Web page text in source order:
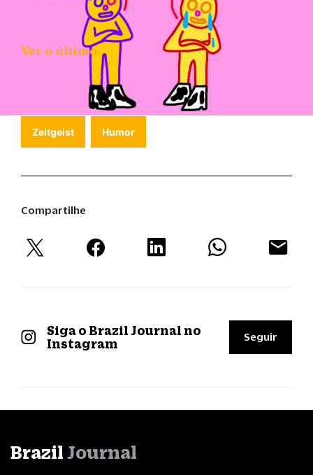
Ver o último.
Zeitgeist Humor
Compartilhe
Siga o Brazil Journal no
Instagram
Seguir
Brazil Journal